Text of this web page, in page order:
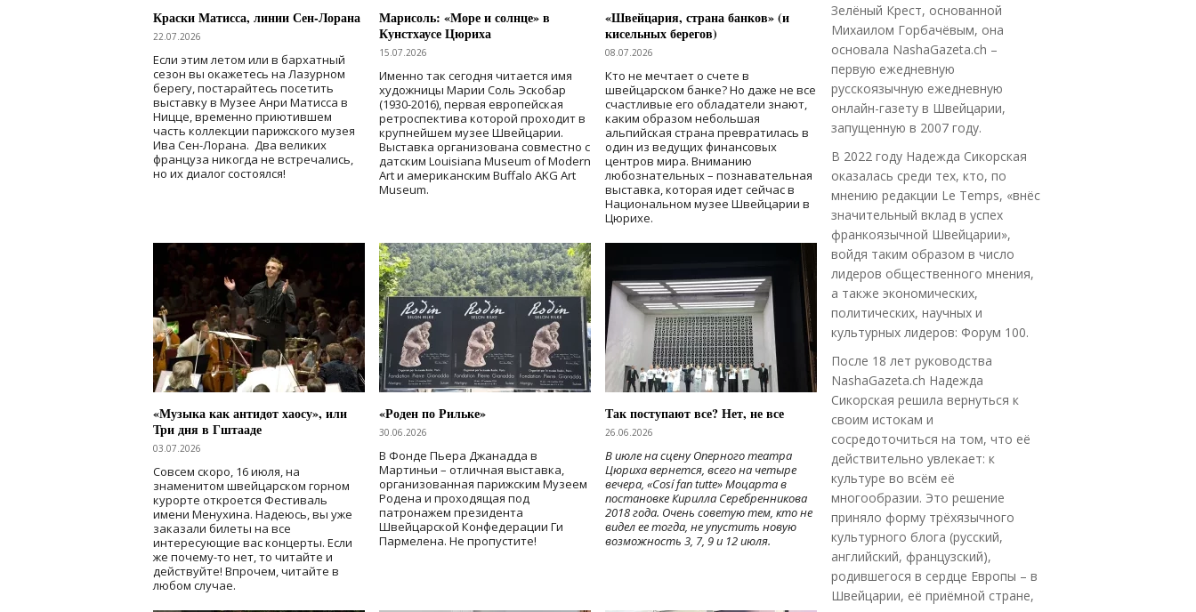
Краски Матисса, линии Сен-Лорана
22.07.2026
Если этим летом или в бархатный
сезон вы окажетесь на Лазурном
берегу, постарайтесь посетить
выставку в Музее Анри Матисса в
Ницце, временно приютившем
часть коллекции парижского музея
Ива Сен-Лорана. Два великих
француза никогда не встречались,
но их диалог состоялся!
Марисоль: «Море и солнце» в
Кунстхаусе Цюриха
15.07.2026
Именно так сегодня читается имя
художницы Марии Соль Эскобар
(1930-2016), первая европейская
ретроспектива которой проходит в
крупнейшем музее Швейцарии.
Выставка организована совместно с
датским Louisiana Museum of Modern
Art и американским Buffalo AKG Art
Museum.
«Швейцария, страна банков» (и
кисельных берегов)
08.07.2026
Кто не мечтает о счете в
швейцарском банке? Но даже не все
счастливые его обладатели знают,
каким образом небольшая
альпийская страна превратилась в
один из ведущих финансовых
центров мира. Вниманию
любознательных – познавательная
выставка, которая идет сейчас в
Национальном музее Швейцарии в
Цюрихе.
«Музыка как антидот хаосу», или
Три дня в Гштааде
03.07.2026
Совсем скоро, 16 июля, на
знаменитом швейцарском горном
курорте откроется Фестиваль
имени Менухина. Надеюсь, вы уже
заказали билеты на все
интересующие вас концерты. Если
же почему-то нет, то читайте и
действуйте! Впрочем, читайте в
любом случае.
«Роден по Рильке»
30.06.2026
В Фонде Пьера Джанадда в
Мартиньи – отличная выставка,
организованная парижским Музеем
Родена и проходящая под
патронажем президента
Швейцарской Конфедерации Ги
Пармелена. Не пропустите!
Так поступают все? Нет, не все
26.06.2026
В июле на сцену Оперного театра
Цюриха вернется, всего на четыре
вечера, «Cosí fan tutte» Моцарта в
постановке Кирилла Серебренникова
2018 года. Очень советую тем, кто не
видел ее тогда, не упустить новую
возможность 3, 7, 9 и 12 июля.
Зелёный Крест, основанной
Михаилом Горбачёвым, она
основала NashaGazeta.ch –
первую ежедневную
русскоязычную ежедневную
онлайн-газету в Швейцарии,
запущенную в 2007 году.
В 2022 году Надежда Сикорская
оказалась среди тех, кто, по
мнению редакции Le Temps, «внёс
значительный вклад в успех
франкоязычной Швейцарии»,
войдя таким образом в число
лидеров общественного мнения,
а также экономических,
политических, научных и
культурных лидеров: Форум 100.
После 18 лет руководства
NashaGazeta.ch Надежда
Сикорская решила вернуться к
своим истокам и
сосредоточиться на том, что её
действительно увлекает: к
культуре во всём её
многообразии. Это решение
приняло форму трёхязычного
культурного блога (русский,
английский, французский),
родившегося в сердце Европы – в
Швейцарии, её приёмной стране,